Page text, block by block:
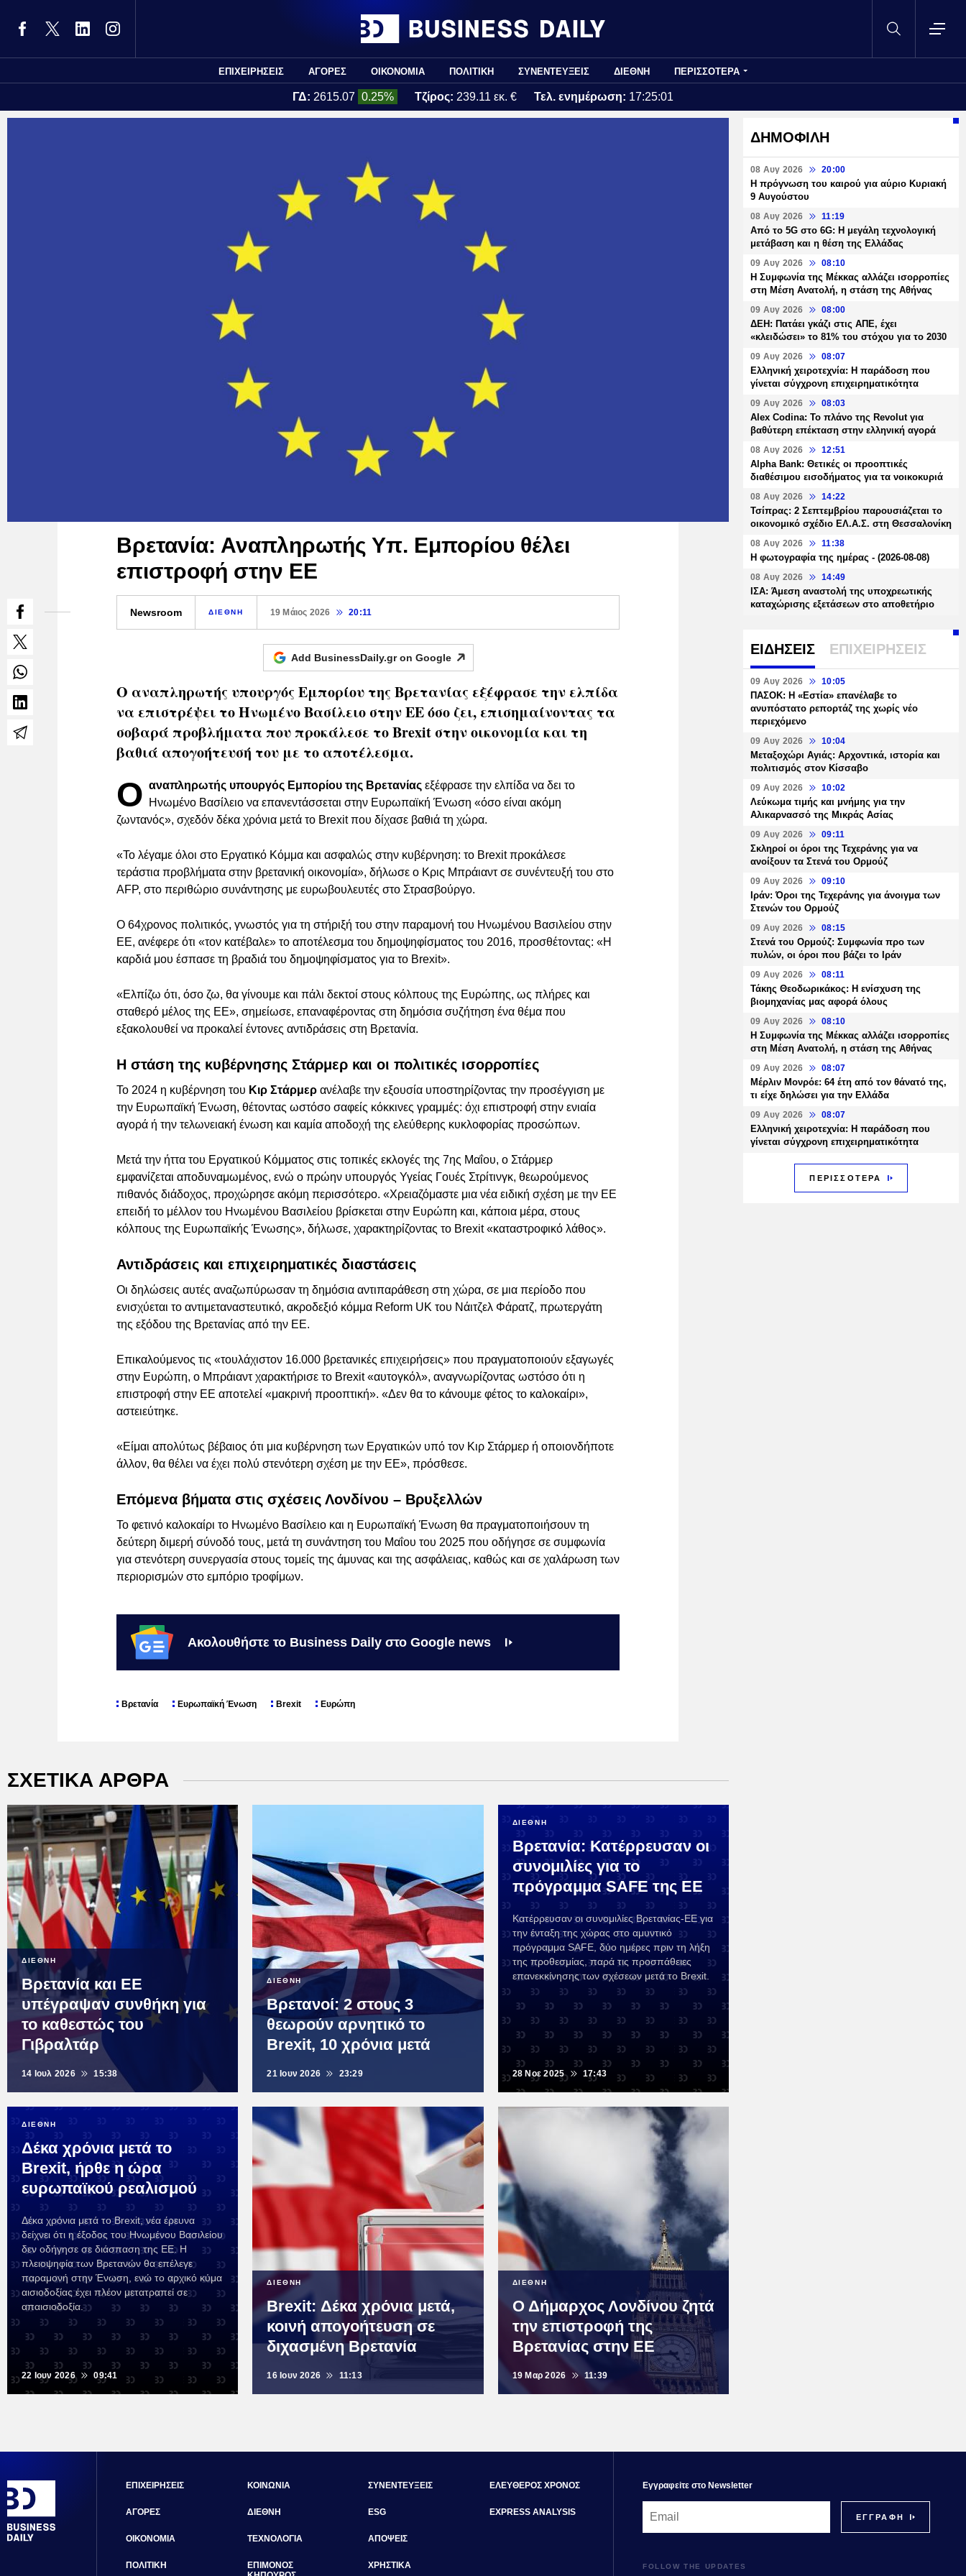
ΕΠΙΧΕΙΡΗΣΕΙΣ ΑΓΟΡΕΣ ΟΙΚΟΝΟΜΙΑ ΠΟΛΙΤΙΚΗ ΣΥΝΕΝΤΕΥΞΕΙΣ ΔΙΕΘΝΗ ΠΕΡΙΣΣΟΤΕΡΑ
ΓΔ: 2615.07 0.25% Τζίρος: 239.11 εκ. € Τελ. ενημέρωση: 17:25:01
Βρετανία: Αναπληρωτής Υπ. Εμπορίου θέλει
επιστροφή στην ΕΕ
Newsroom ΔΙΕΘΝΗ 19 Μάιος 2026 20:11
Add BusinessDaily.gr on Google
Ο αναπληρωτής υπουργός Εμπορίου της Βρετανίας εξέφρασε την ελπίδα
να επιστρέψει το Ηνωμένο Βασίλειο στην ΕΕ όσο ζει, επισημαίνοντας τα
σοβαρά προβλήματα που προκάλεσε το Brexit στην οικονομία και τη
βαθιά απογοήτευσή του με το αποτέλεσμα.
Ο αναπληρωτής υπουργός Εμπορίου της Βρετανίας εξέφρασε την ελπίδα να δει το
Ηνωμένο Βασίλειο να επανεντάσσεται στην Ευρωπαϊκή Ένωση «όσο είναι ακόμη
ζωντανός», σχεδόν δέκα χρόνια μετά το Brexit που δίχασε βαθιά τη χώρα.
«Το λέγαμε όλοι στο Εργατικό Κόμμα και ασφαλώς στην κυβέρνηση: το Brexit προκάλεσε
τεράστια προβλήματα στην βρετανική οικονομία», δήλωσε ο Κρις Μπράιαντ σε συνέντευξή του στο
AFP, στο περιθώριο συνάντησης με ευρωβουλευτές στο Στρασβούργο.
Ο 64χρονος πολιτικός, γνωστός για τη στήριξή του στην παραμονή του Ηνωμένου Βασιλείου στην
ΕΕ, ανέφερε ότι «τον κατέβαλε» το αποτέλεσμα του δημοψηφίσματος του 2016, προσθέτοντας: «Η
καρδιά μου έσπασε τη βραδιά του δημοψηφίσματος για το Brexit».
«Ελπίζω ότι, όσο ζω, θα γίνουμε και πάλι δεκτοί στους κόλπους της Ευρώπης, ως πλήρες και
σταθερό μέλος της ΕΕ», σημείωσε, επαναφέροντας στη δημόσια συζήτηση ένα θέμα που
εξακολουθεί να προκαλεί έντονες αντιδράσεις στη Βρετανία.
Η στάση της κυβέρνησης Στάρμερ και οι πολιτικές ισορροπίες
Το 2024 η κυβέρνηση του Κιρ Στάρμερ ανέλαβε την εξουσία υποστηρίζοντας την προσέγγιση με
την Ευρωπαϊκή Ένωση, θέτοντας ωστόσο σαφείς κόκκινες γραμμές: όχι επιστροφή στην ενιαία
αγορά ή την τελωνειακή ένωση και καμία αποδοχή της ελεύθερης κυκλοφορίας προσώπων.
Μετά την ήττα του Εργατικού Κόμματος στις τοπικές εκλογές της 7ης Μαΐου, ο Στάρμερ
εμφανίζεται αποδυναμωμένος, ενώ ο πρώην υπουργός Υγείας Γουές Στρίτινγκ, θεωρούμενος
πιθανός διάδοχος, προχώρησε ακόμη περισσότερο. «Χρειαζόμαστε μια νέα ειδική σχέση με την ΕΕ
επειδή το μέλλον του Ηνωμένου Βασιλείου βρίσκεται στην Ευρώπη και, κάποια μέρα, στους
κόλπους της Ευρωπαϊκής Ένωσης», δήλωσε, χαρακτηρίζοντας το Brexit «καταστροφικό λάθος».
Αντιδράσεις και επιχειρηματικές διαστάσεις
Οι δηλώσεις αυτές αναζωπύρωσαν τη δημόσια αντιπαράθεση στη χώρα, σε μια περίοδο που
ενισχύεται το αντιμεταναστευτικό, ακροδεξιό κόμμα Reform UK του Νάιτζελ Φάρατζ, πρωτεργάτη
της εξόδου της Βρετανίας από την ΕΕ.
Επικαλούμενος τις «τουλάχιστον 16.000 βρετανικές επιχειρήσεις» που πραγματοποιούν εξαγωγές
στην Ευρώπη, ο Μπράιαντ χαρακτήρισε το Brexit «αυτογκόλ», αναγνωρίζοντας ωστόσο ότι η
επιστροφή στην ΕΕ αποτελεί «μακρινή προοπτική». «Δεν θα το κάνουμε φέτος το καλοκαίρι»,
αστειεύτηκε.
«Είμαι απολύτως βέβαιος ότι μια κυβέρνηση των Εργατικών υπό τον Κιρ Στάρμερ ή οποιονδήποτε
άλλον, θα θέλει να έχει πολύ στενότερη σχέση με την ΕΕ», πρόσθεσε.
Επόμενα βήματα στις σχέσεις Λονδίνου – Βρυξελλών
Το φετινό καλοκαίρι το Ηνωμένο Βασίλειο και η Ευρωπαϊκή Ένωση θα πραγματοποιήσουν τη
δεύτερη διμερή σύνοδό τους, μετά τη συνάντηση του Μαΐου του 2025 που οδήγησε σε συμφωνία
για στενότερη συνεργασία στους τομείς της άμυνας και της ασφάλειας, καθώς και σε χαλάρωση των
περιορισμών στο εμπόριο τροφίμων.
Ακολουθήστε το Business Daily στο Google news
Βρετανία Ευρωπαϊκή Ένωση Brexit Ευρώπη
ΣΧΕΤΙΚΑ ΑΡΘΡΑ
ΔΙΕΘΝΗ
Βρετανία και ΕΕ
υπέγραψαν συνθήκη για
το καθεστώς του
Γιβραλτάρ
14 Ιουλ 2026 15:38
ΔΙΕΘΝΗ
Βρετανοί: 2 στους 3
θεωρούν αρνητικό το
Brexit, 10 χρόνια μετά
21 Ιουν 2026 23:29
ΔΙΕΘΝΗ
Βρετανία: Κατέρρευσαν οι
συνομιλίες για το
πρόγραμμα SAFE της ΕΕ
Κατέρρευσαν οι συνομιλίες Βρετανίας-ΕΕ για
την ένταξη της χώρας στο αμυντικό
πρόγραμμα SAFE, δύο ημέρες πριν τη λήξη
της προθεσμίας, παρά τις προσπάθειες
επανεκκίνησης των σχέσεων μετά το Brexit.
28 Νοε 2025 17:43
ΔΙΕΘΝΗ
Δέκα χρόνια μετά το
Brexit, ήρθε η ώρα
ευρωπαϊκού ρεαλισμού
Δέκα χρόνια μετά το Brexit, νέα έρευνα
δείχνει ότι η έξοδος του Ηνωμένου Βασιλείου
δεν οδήγησε σε διάσπαση της ΕΕ. Η
πλειοψηφία των Βρετανών θα επέλεγε
παραμονή στην Ένωση, ενώ το αρχικό κύμα
αισιοδοξίας έχει πλέον μετατραπεί σε
απαισιοδοξία.
22 Ιουν 2026 09:41
ΔΙΕΘΝΗ
Brexit: Δέκα χρόνια μετά,
κοινή απογοήτευση σε
διχασμένη Βρετανία
16 Ιουν 2026 11:13
ΔΙΕΘΝΗ
Ο Δήμαρχος Λονδίνου ζητά
την επιστροφή της
Βρετανίας στην ΕΕ
19 Μαρ 2026 11:39
ΔΗΜΟΦΙΛΗ
08 Αυγ 2026 20:00
Η πρόγνωση του καιρού για αύριο Κυριακή
9 Αυγούστου
08 Αυγ 2026 11:19
Από το 5G στο 6G: Η μεγάλη τεχνολογική
μετάβαση και η θέση της Ελλάδας
09 Αυγ 2026 08:10
Η Συμφωνία της Μέκκας αλλάζει ισορροπίες
στη Μέση Ανατολή, η στάση της Αθήνας
09 Αυγ 2026 08:00
ΔΕΗ: Πατάει γκάζι στις ΑΠΕ, έχει
«κλειδώσει» το 81% του στόχου για το 2030
09 Αυγ 2026 08:07
Ελληνική χειροτεχνία: Η παράδοση που
γίνεται σύγχρονη επιχειρηματικότητα
09 Αυγ 2026 08:03
Alex Codina: Το πλάνο της Revolut για
βαθύτερη επέκταση στην ελληνική αγορά
08 Αυγ 2026 12:51
Alpha Bank: Θετικές οι προοπτικές
διαθέσιμου εισοδήματος για τα νοικοκυριά
08 Αυγ 2026 14:22
Τσίπρας: 2 Σεπτεμβρίου παρουσιάζεται το
οικονομικό σχέδιο ΕΛ.Α.Σ. στη Θεσσαλονίκη
08 Αυγ 2026 11:38
Η φωτογραφία της ημέρας - (2026-08-08)
08 Αυγ 2026 14:49
ΙΣΑ: Άμεση αναστολή της υποχρεωτικής
καταχώρισης εξετάσεων στο αποθετήριο
ΕΙΔΗΣΕΙΣ ΕΠΙΧΕΙΡΗΣΕΙΣ
09 Αυγ 2026 10:05
ΠΑΣΟΚ: Η «Εστία» επανέλαβε το
ανυπόστατο ρεπορτάζ της χωρίς νέο
περιεχόμενο
09 Αυγ 2026 10:04
Μεταξοχώρι Αγιάς: Αρχοντικά, ιστορία και
πολιτισμός στον Κίσσαβο
09 Αυγ 2026 10:02
Λεύκωμα τιμής και μνήμης για την
Αλικαρνασσό της Μικράς Ασίας
09 Αυγ 2026 09:11
Σκληροί οι όροι της Τεχεράνης για να
ανοίξουν τα Στενά του Ορμούζ
09 Αυγ 2026 09:10
Ιράν: Όροι της Τεχεράνης για άνοιγμα των
Στενών του Ορμούζ
09 Αυγ 2026 08:15
Στενά του Ορμούζ: Συμφωνία προ των
πυλών, οι όροι που βάζει το Ιράν
09 Αυγ 2026 08:11
Τάκης Θεοδωρικάκος: Η ενίσχυση της
βιομηχανίας μας αφορά όλους
09 Αυγ 2026 08:10
Η Συμφωνία της Μέκκας αλλάζει ισορροπίες
στη Μέση Ανατολή, η στάση της Αθήνας
09 Αυγ 2026 08:07
Μέρλιν Μονρόε: 64 έτη από τον θάνατό της,
τι είχε δηλώσει για την Ελλάδα
09 Αυγ 2026 08:07
Ελληνική χειροτεχνία: Η παράδοση που
γίνεται σύγχρονη επιχειρηματικότητα
ΠΕΡΙΣΣΟΤΕΡΑ
ΕΠΙΧΕΙΡΗΣΕΙΣ
ΑΓΟΡΕΣ
ΟΙΚΟΝΟΜΙΑ
ΠΟΛΙΤΙΚΗ
ΚΟΙΝΩΝΙΑ
ΔΙΕΘΝΗ
ΤΕΧΝΟΛΟΓΙΑ
ΕΠΙΜΟΝΟΣ
ΣΥΝΕΝΤΕΥΞΕΙΣ
ESG
ΑΠΟΨΕΙΣ
ΧΡΗΣΤΙΚΑ
ΕΛΕΥΘΕΡΟΣ ΧΡΟΝΟΣ
EXPRESS ANALYSIS
FOLLOW THE UPDATES
Εγγραφεiτε στο Newsletter